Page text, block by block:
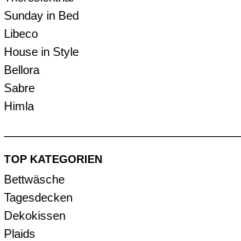
Sunday in Bed
Libeco
House in Style
Bellora
Sabre
Himla
TOP KATEGORIEN
Bettwäsche
Tagesdecken
Dekokissen
Plaids